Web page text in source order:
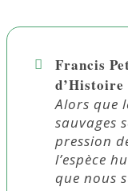
Francis
Alors que
sauvages
pression
l’espèce
que nous